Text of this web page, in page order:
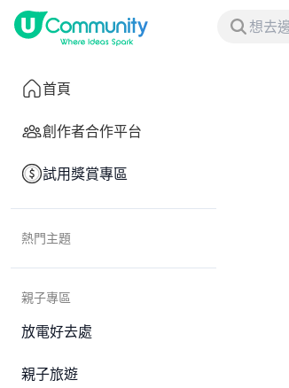
首頁
創作者合作平台
試用獎賞專區
熱門主題
親子專區
放電好去處
親子旅遊